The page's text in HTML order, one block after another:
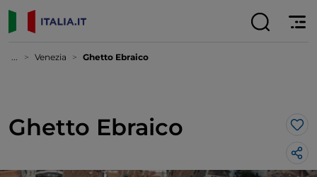
... Venezia Ghetto Ebraico
Ghetto Ebraico